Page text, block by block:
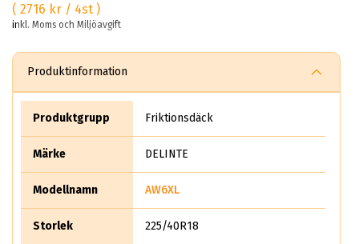
( 2716 kr / 4st )
inkl. Moms och Miljöavgift
Produktinformation
Produktgrupp Friktionsdäck
Märke DELINTE
Modellnamn AW6XL
Storlek 225/40R18